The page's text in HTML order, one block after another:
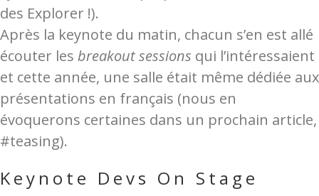
des Explorer !).
Après la keynote du matin, chacun s’en est allé
écouter les breakout sessions qui l’intéressaient
et cette année, une salle était même dédiée aux
présentations en français (nous en
évoquerons certaines dans un prochain article,
#teasing).
Keynote Devs On Stage